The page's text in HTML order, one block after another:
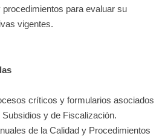
para evaluar su
vigentes.
críticos y formularios asociados
y de Fiscalización.
de la Calidad y Procedimientos